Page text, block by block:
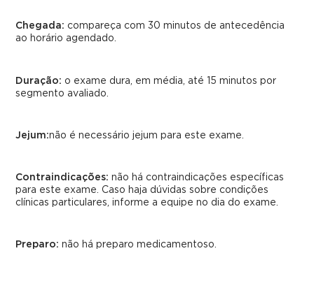
Chegada: compareça com 30 minutos de antecedência
ao horário agendado.
Duração: o exame dura, em média, até 15 minutos por
segmento avaliado.
Jejum:não é necessário jejum para este exame.
Contraindicações: não há contraindicações específicas
para este exame. Caso haja dúvidas sobre condições
clínicas particulares, informe a equipe no dia do exame.
Preparo:não há preparo medicamentoso.